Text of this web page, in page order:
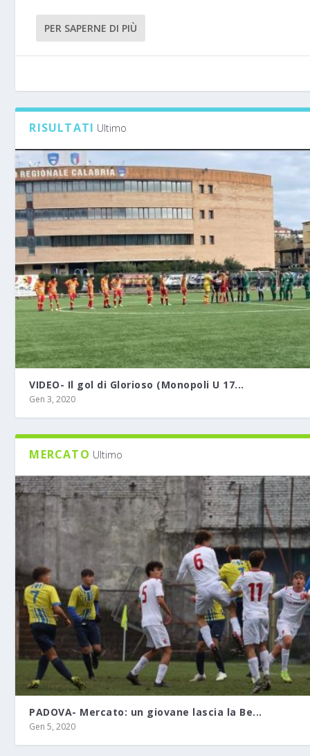
PER SAPERNE DI PIÙ
RISULTATI Ultimo
VIDEO- Il gol di Glorioso (Monopoli U 17...
Gen 3, 2020
MERCATO Ultimo
PADOVA- Mercato: un giovane lascia la Be...
Gen 5, 2020